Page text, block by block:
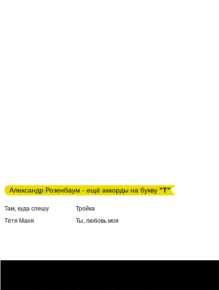
Александр Розенбаум - ещё аккорды на букву "Т"
Там, куда спешу
Тётя Маня
Тройка
Ты, любовь моя